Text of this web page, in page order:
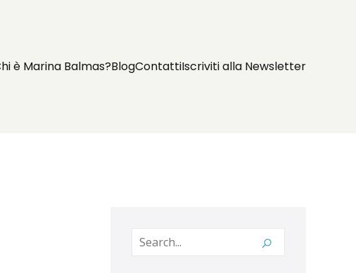
è Marina Balmas?BlogContattiIscriviti alla Newsletter